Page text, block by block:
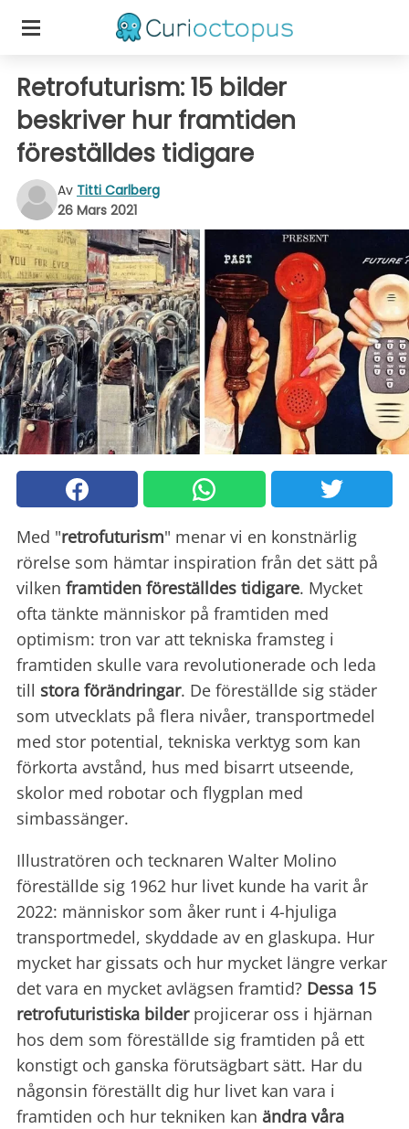
Retrofuturism: 15 bilder
beskriver hur framtiden
föreställdes tidigare
Av Titti Carlberg
26 Mars 2021
Med "retrofuturism" menar vi en konstnärlig
rörelse som hämtar inspiration från det sätt på
vilken framtiden föreställdes tidigare. Mycket
ofta tänkte människor på framtiden med
optimism: tron var att tekniska framsteg i
framtiden skulle vara revolutionerade och leda
till stora förändringar. De föreställde sig städer
som utvecklats på flera nivåer, transportmedel
med stor potential, tekniska verktyg som kan
förkorta avstånd, hus med bisarrt utseende,
skolor med robotar och flygplan med
simbassänger.
Illustratören och tecknaren Walter Molino
föreställde sig 1962 hur livet kunde ha varit år
2022: människor som åker runt i 4-hjuliga
transportmedel, skyddade av en glaskupa. Hur
mycket har gissats och hur mycket längre verkar
det vara en mycket avlägsen framtid? Dessa 15
retrofuturistiska bilderprojicerar oss i hjärnan
hos dem som föreställde sig framtiden på ett
konstigt och ganska förutsägbart sätt. Har du
någonsin föreställt dig hur livet kan vara i
framtiden och hur tekniken kan ändra våra